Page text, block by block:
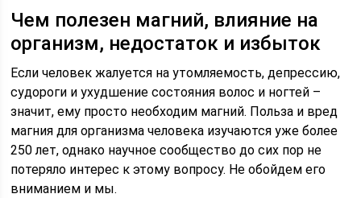
Чем полезен магний, влияние на
организм, недостаток и избыток
Если человек жалуется на утомляемость, депрессию,
судороги и ухудшение состояния волос и ногтей –
значит, ему просто необходим магний. Польза и вред
магния для организма человека изучаются уже более
250 лет, однако научное сообщество до сих пор не
потеряло интерес к этому вопросу. Не обойдем его
вниманием и мы.